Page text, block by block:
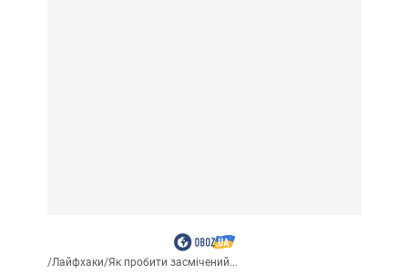
/Лайфхаки/Як пробити засмічений...